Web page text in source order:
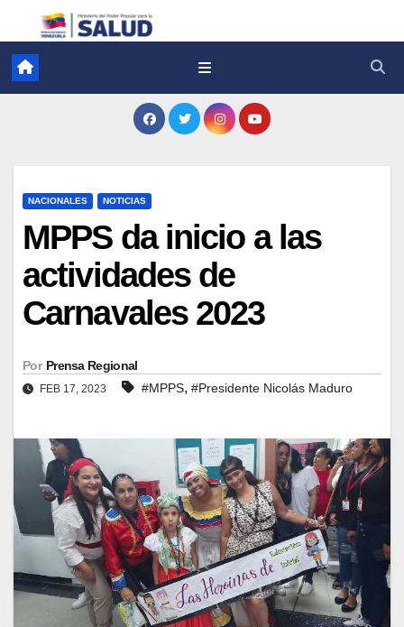
NACIONALES NOTICIAS
MPPS da inicio a las
actividades de
Carnavales 2023
Por Prensa Regional
FEB 17, 2023 #MPPS, #Presidente Nicolás Maduro